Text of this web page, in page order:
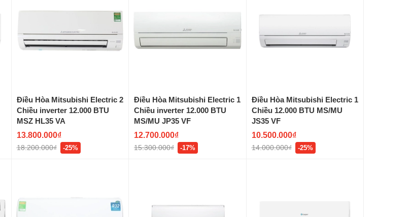
Điều Hòa Mitsubishi Electric 2
Chiều inverter 12.000 BTU
MSZ HL35 VA
13.800.000₫
18.200.000₫ -25%
Điều Hòa Mitsubishi Electric 1
Chiều inverter 12.000 BTU
MS/MU JP35 VF
12.700.000₫
15.300.000₫ -17%
Điều Hòa Mitsubishi Electric 1
Chiều 12.000 BTU MS/MU
JS35 VF
10.500.000₫
14.000.000₫ -25%